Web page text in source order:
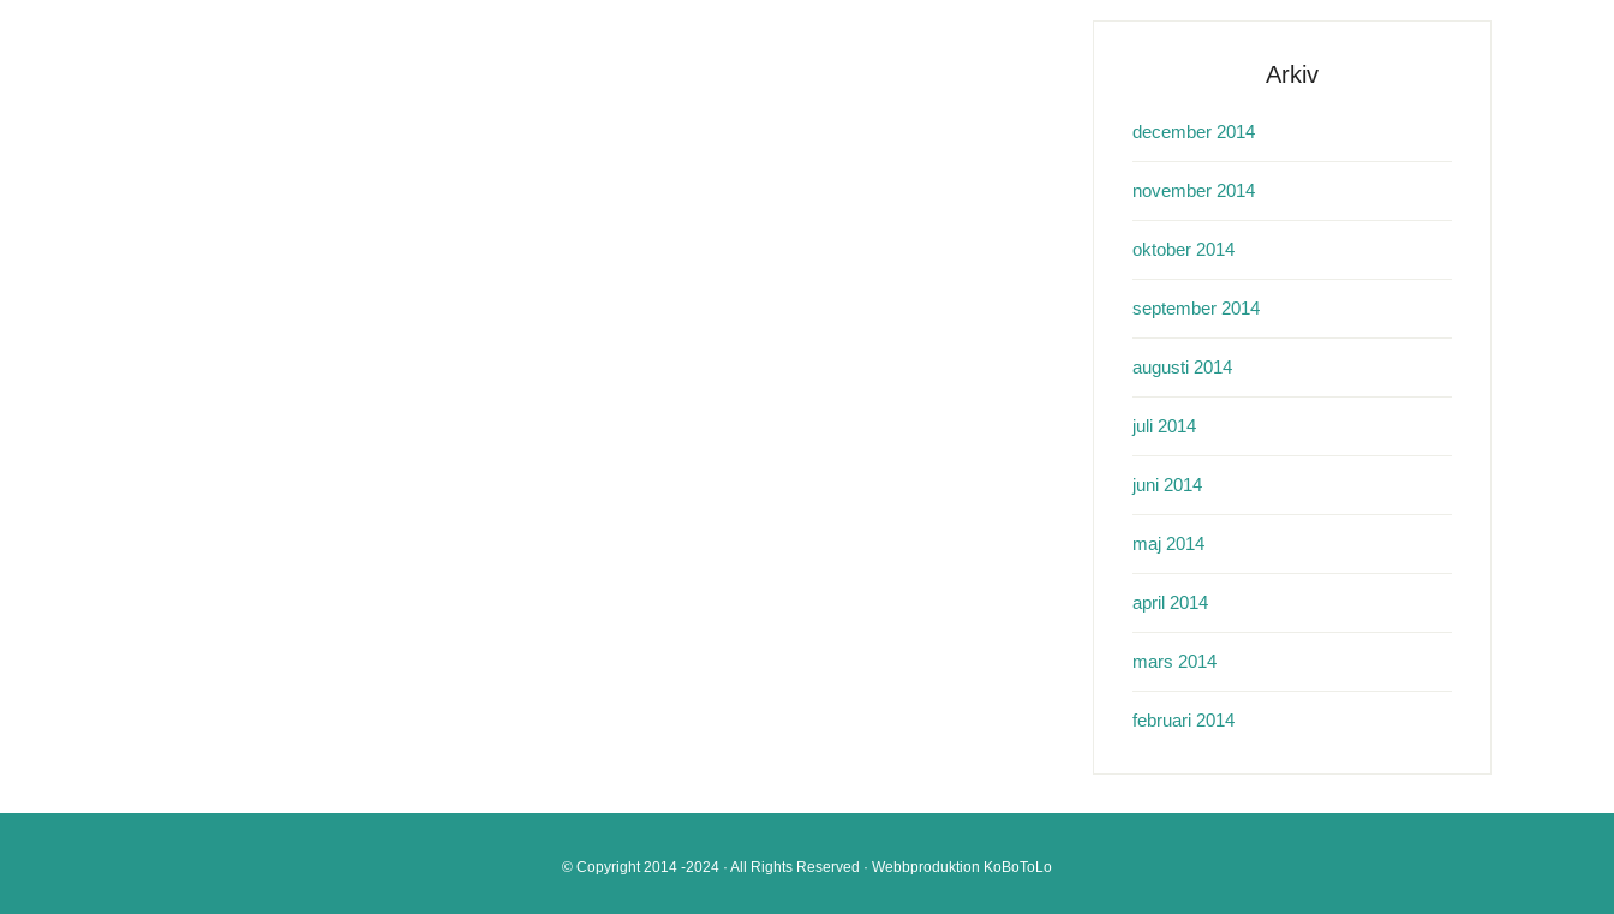
Arkiv
december 2014
november 2014
oktober 2014
september 2014
augusti 2014
juli 2014
juni 2014
maj 2014
april 2014
mars 2014
februari 2014
© Copyright 2014 -2024 · All Rights Reserved · Webbproduktion KoBoToLo